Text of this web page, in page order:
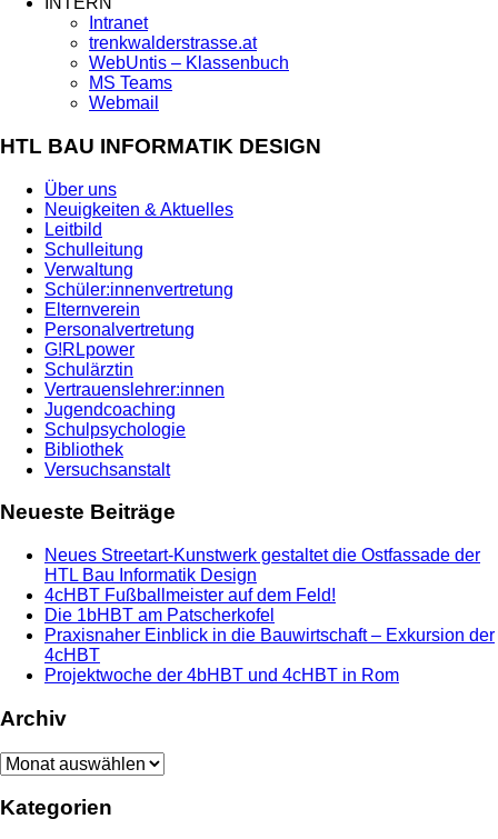
Intranet
trenkwalderstrasse.at
WebUntis – Klassenbuch
MS Teams
Webmail
HTL BAU INFORMATIK DESIGN
Über uns
Neuigkeiten & Aktuelles
Leitbild
Schulleitung
Verwaltung
Schüler:innenvertretung
Elternverein
Personalvertretung
G!RLpower
Schulärztin
Vertrauenslehrer:innen
Jugendcoaching
Schulpsychologie
Bibliothek
Versuchsanstalt
Neueste Beiträge
Neues Streetart-Kunstwerk gestaltet die Ostfassade der
HTL Bau Informatik Design
4cHBT Fußballmeister auf dem Feld!
Die 1bHBT am Patscherkofel
Praxisnaher Einblick in die Bauwirtschaft – Exkursion der
4cHBT
Projektwoche der 4bHBT und 4cHBT in Rom
Archiv
Archiv
Kategorien